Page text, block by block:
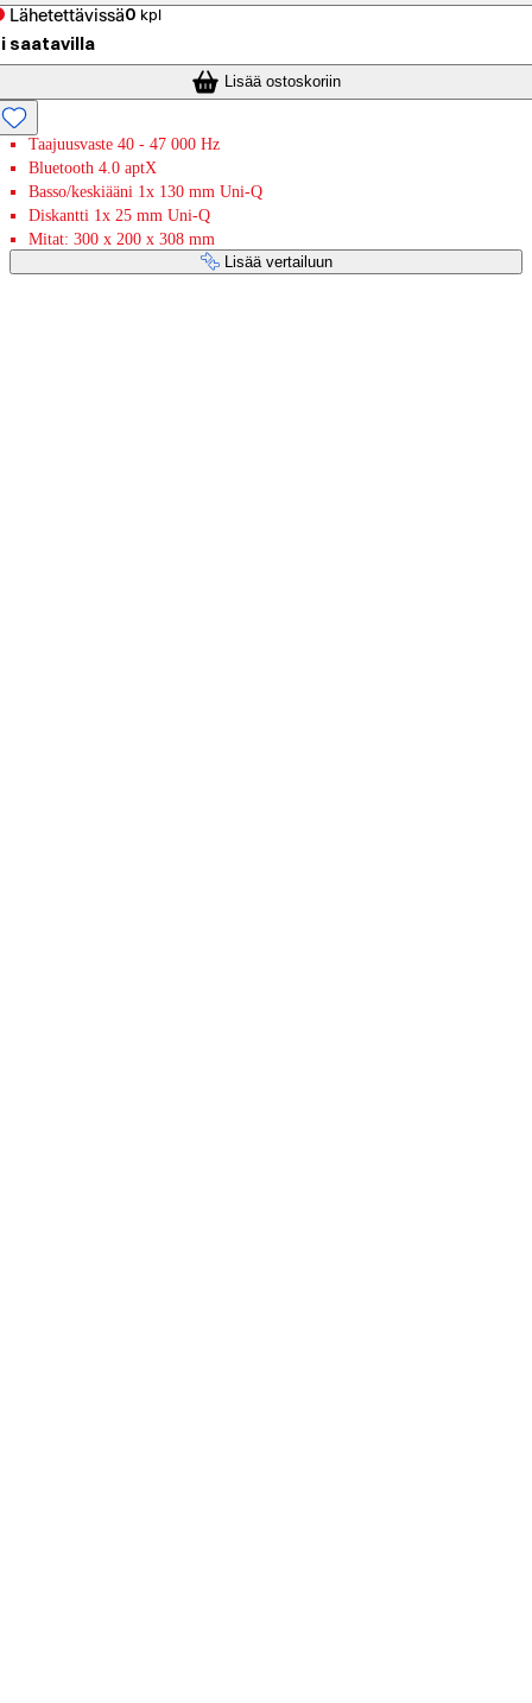
Lähetettävissä0 kpl
saatavilla
Lisää ostoskoriin
Taajuusvaste 40 - 47 000 Hz
Bluetooth 4.0 aptX
Basso/keskiääni 1x 130 mm Uni-Q
Diskantti 1x 25 mm Uni-Q
Mitat: 300 x 200 x 308 mm
Lisää vertailuun